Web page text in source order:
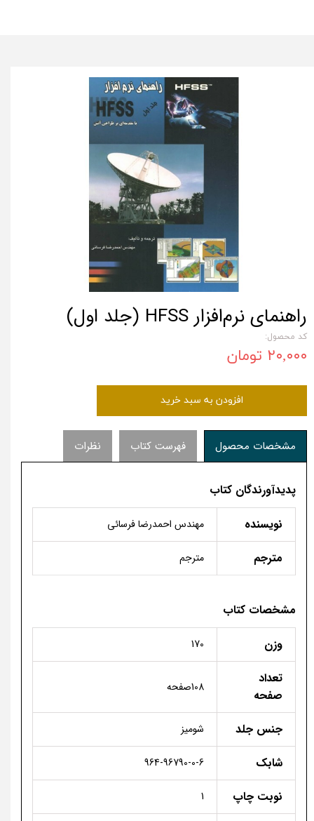
راهنمای نرم‌افزار HFSS (جلد اول)
کد محصول:
۲۰,۰۰۰ تومان
افزودن به سبد خرید
مشخصات محصول فهرست کتاب نظرات
پدیدآورندگان کتاب
نویسنده
مهندس احمدرضا فرسائی
مترجم مترجم
مشخصات کتاب
وزن
170
تعداد
صفحه
108صفحه
جنس جلد شومیز
شابک 964-96790-0-6
نوبت چاپ 1